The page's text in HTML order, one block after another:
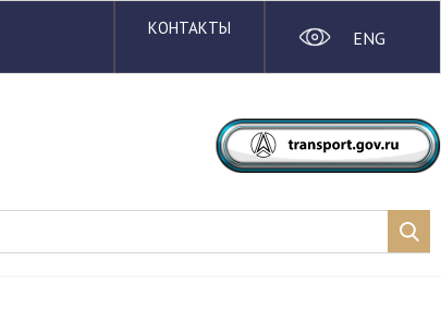
КОНТАКТЫ ENG